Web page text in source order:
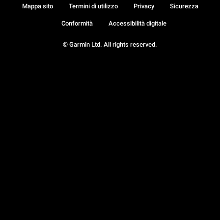
© Garmin Ltd. All rights reserved.
Mappa sito Termini di utilizzo Privacy Sicurezza
Conformità Accessibilità digitale